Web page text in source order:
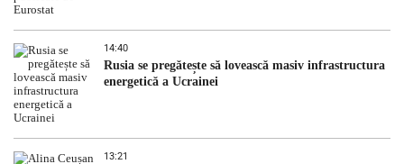
14:40
Rusia se pregătește să lovească masiv infrastructura
energetică a Ucrainei
13:21